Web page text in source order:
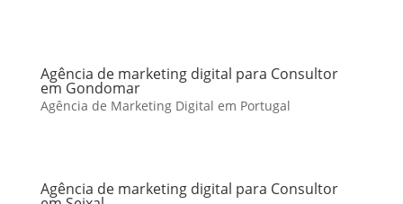
Agência de marketing digital para Consultor
em Gondomar
Agência de Marketing Digital em Portugal
Agência de marketing digital para Consultor